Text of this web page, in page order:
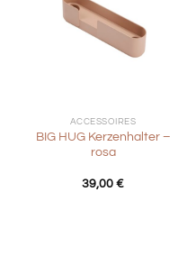
ACCESSOIRES
BIG HUG Kerzenhalter –
rosa
39,00 €